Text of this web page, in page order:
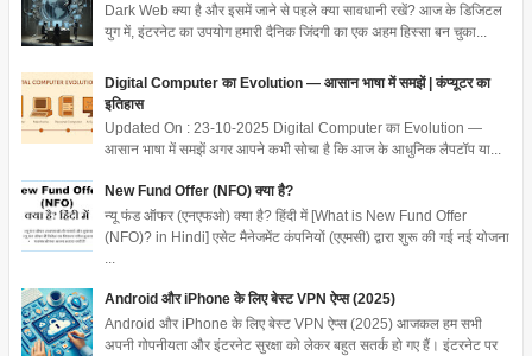
Dark Web क्या है और इसमें जाने से पहले क्या सावधानी रखें? आज के डिजिटल
युग में, इंटरनेट का उपयोग हमारी दैनिक जिंदगी का एक अहम हिस्सा बन चुका...
Digital Computer का Evolution — आसान भाषा में समझें | कंप्यूटर का
इतिहास
Updated On : 23-10-2025 Digital Computer का Evolution —
आसान भाषा में समझें अगर आपने कभी सोचा है कि आज के आधुनिक लैपटॉप या...
New Fund Offer (NFO) क्या है?
न्यू फंड ऑफर (एनएफओ) क्या है? हिंदी में [What is New Fund Offer
(NFO)? in Hindi] एसेट मैनेजमेंट कंपनियों (एएमसी) द्वारा शुरू की गई नई योजना
Android और iPhone के लिए बेस्ट VPN ऐप्स (2025)
Android और iPhone के लिए बेस्ट VPN ऐप्स (2025) आजकल हम सभी
अपनी गोपनीयता और इंटरनेट सुरक्षा को लेकर बहुत सतर्क हो गए हैं। इंटरनेट पर